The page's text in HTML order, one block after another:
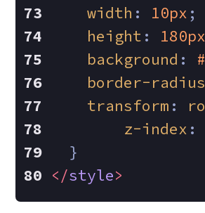
width : 10px ;
height : 180px
background :
border-radius
transform :
z-index :
  }
</style>